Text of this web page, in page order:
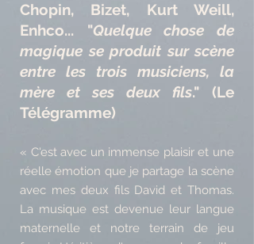
Chopin, Bizet, Kurt Weill,
Enhco... "Quelque chose de
magique se produit sur scène
entre les trois musiciens, la
mère et ses deux fils." ​(Le
Télégramme)
« C'est avec un immense plaisir et une
réelle émotion que je partage la scène
avec mes deux fils David et Thomas.
La musique est devenue leur langue
maternelle et notre terrain de jeu